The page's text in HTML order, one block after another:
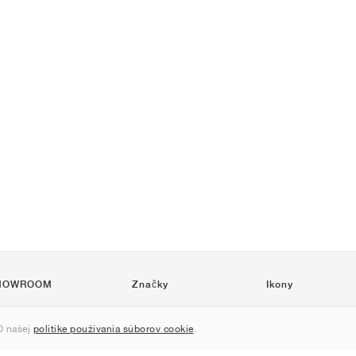
našej politike používania súborov cookie
Značky
Jordan
Ikony